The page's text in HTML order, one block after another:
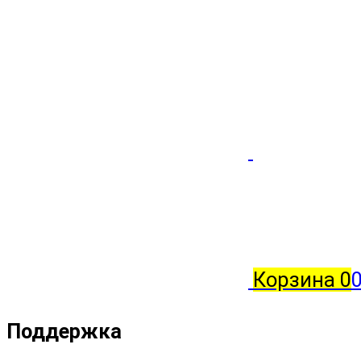
Корзина 0
Поддержка